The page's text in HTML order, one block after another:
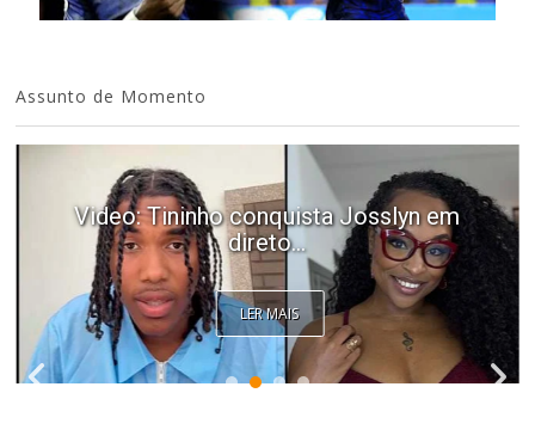
Assunto de Momento
Video: Tininho conquista Josslyn em
direto...
LER MAIS